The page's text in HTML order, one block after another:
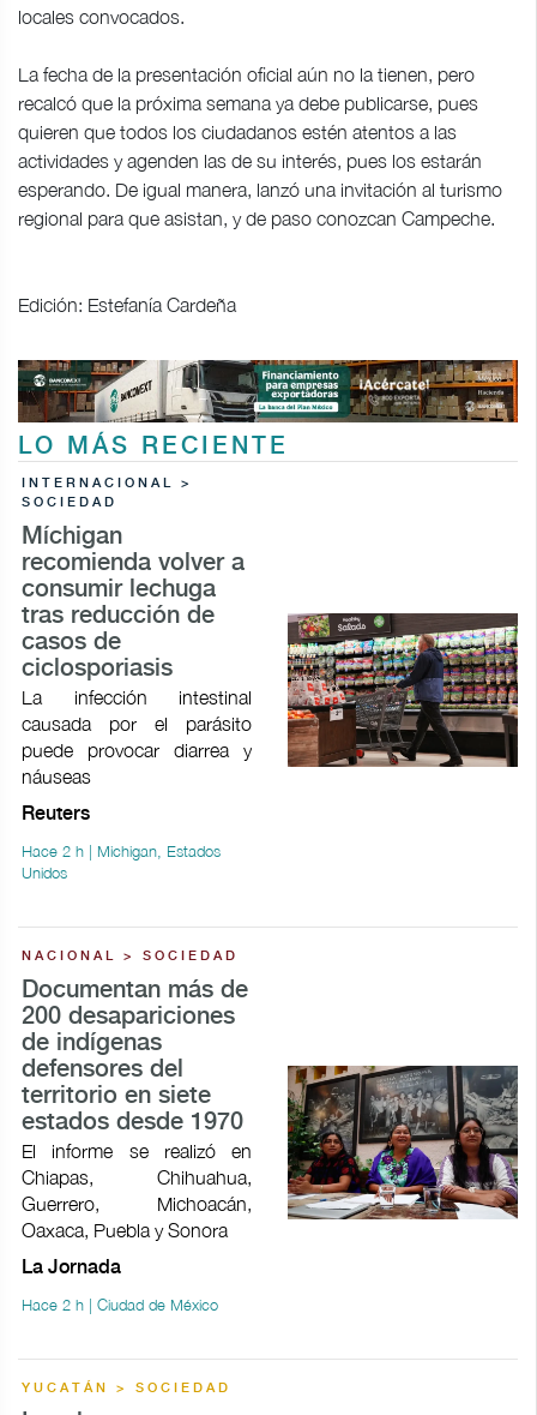
locales convocados.
La fecha de la presentación oficial aún no la tienen, pero
recalcó que la próxima semana ya debe publicarse, pues
quieren que todos los ciudadanos estén atentos a las
actividades y agenden las de su interés, pues los estarán
esperando. De igual manera, lanzó una invitación al turismo
regional para que asistan, y de paso conozcan Campeche.
Edición: Estefanía Cardeña
LO MÁS RECIENTE
INTERNACIONAL >
SOCIEDAD
Míchigan
recomienda volver a
consumir lechuga
tras reducción de
casos de
ciclosporiasis
La infección intestinal
causada por el parásito
puede provocar ​diarrea y
náuseas
Reuters
Hace 2 h | Michigan, Estados
Unidos
NACIONAL > SOCIEDAD
Documentan más de
200 desapariciones
de indígenas
defensores del
territorio en siete
estados desde 1970
El informe se realizó en
Chiapas, Chihuahua,
Guerrero, Michoacán,
Oaxaca, Puebla y Sonora
La Jornada
Hace 2 h | Ciudad de México
YUCATÁN > SOCIEDAD